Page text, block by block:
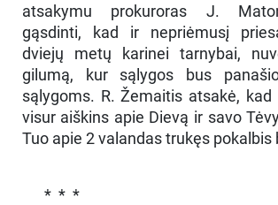
atsakymu prokuroras J.
gąsdinti, kad ir nepriėmusį
dviejų metų karinei tarnybai,
gilumą, kur sąlygos bus
sąlygoms. R. Žemaitis atsakė, kad
visur aiškins apie Dievą ir savo
Tuo apie 2 valandas trukęs pokalbis
* * *